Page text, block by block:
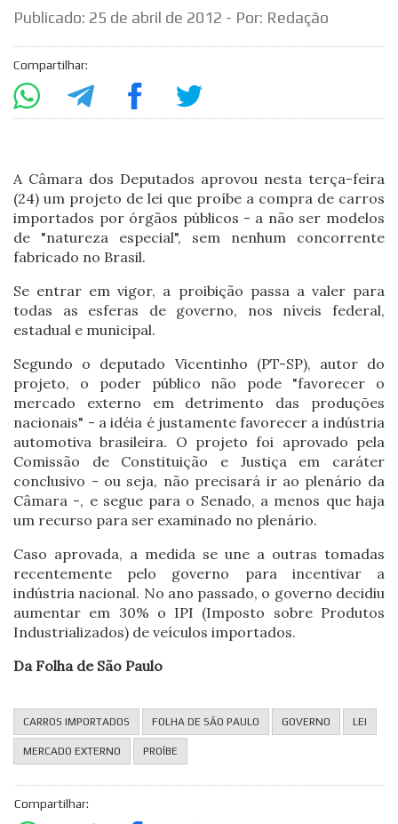
Publicado: 25 de abril de 2012 - Por: Redação
Compartilhar:
A Câmara dos Deputados aprovou nesta terça-feira
(24) um projeto de lei que proíbe a compra de carros
importados por órgãos públicos - a não ser modelos
de "natureza especial", sem nenhum concorrente
fabricado no Brasil.
Se entrar em vigor, a proibição passa a valer para
todas as esferas de governo, nos níveis federal,
estadual e municipal.
Segundo o deputado Vicentinho (PT-SP), autor do
projeto, o poder público não pode "favorecer o
mercado externo em detrimento das produções
nacionais" - a idéia é justamente favorecer a indústria
automotiva brasileira. O projeto foi aprovado pela
Comissão de Constituição e Justiça em caráter
conclusivo - ou seja, não precisará ir ao plenário da
Câmara -, e segue para o Senado, a menos que haja
um recurso para ser examinado no plenário.
Caso aprovada, a medida se une a outras tomadas
recentemente pelo governo para incentivar a
indústria nacional. No ano passado, o governo decidiu
aumentar em 30% o IPI (Imposto sobre Produtos
Industrializados) de veículos importados.
Da Folha de São Paulo
CARROS IMPORTADOS FOLHA DE SÃO PAULO GOVERNO LEI
MERCADO EXTERNO PROÍBE
Compartilhar: